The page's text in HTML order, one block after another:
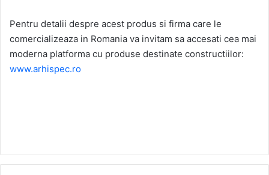
Pentru detalii despre acest produs si firma care le
comercializeaza in Romania va invitam sa accesati cea mai
moderna platforma cu produse destinate constructiilor:
www.arhispec.ro